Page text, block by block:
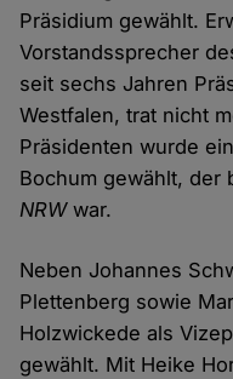
Präsidium gewählt.
Vorstandssprecher
seit sechs Jahren
Westfalen, trat nicht
Präsidenten wurde
Bochum gewählt,
NRWwar.
Neben Johannes
Plettenberg sowie
Holzwickede als
gewählt. Mit Heike